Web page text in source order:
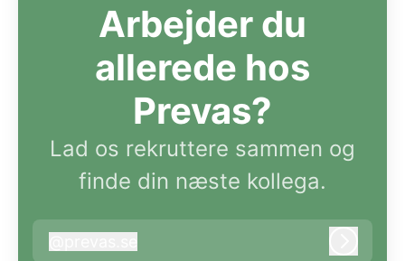
Arbejder du
allerede hos
Prevas?
Lad os rekruttere sammen og
finde din næste kollega.
prevas.se